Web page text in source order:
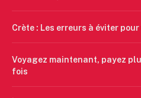
Crète : Les erreurs à éviter
Voyagez maintenant, payez
fois